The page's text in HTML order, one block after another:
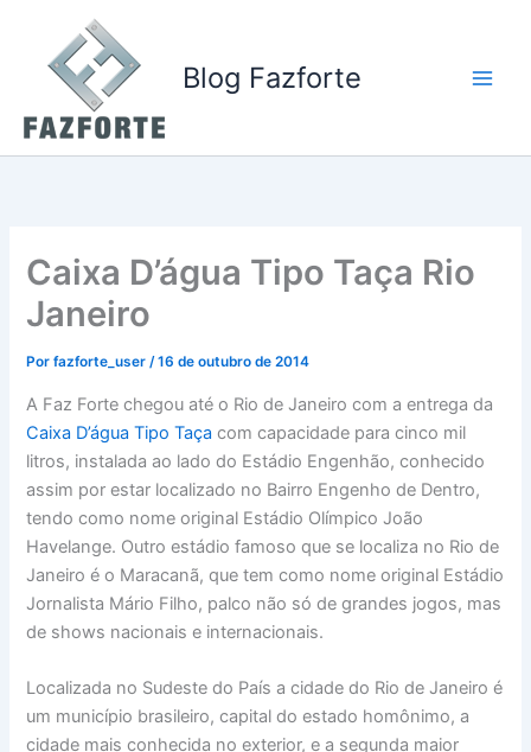
conteúdo
Blog Fazforte
Caixa D’água Tipo Taça Rio
Janeiro
Porfazforte_user/16 de outubro de 2014
A Faz Forte chegou até o Rio de Janeiro com a entrega da
Caixa D’água Tipo Taça com capacidade para cinco mil
litros, instalada ao lado do Estádio Engenhão, conhecido
assim por estar localizado no Bairro Engenho de Dentro,
tendo como nome original Estádio Olímpico João
Havelange. Outro estádio famoso que se localiza no Rio de
Janeiro é o Maracanã, que tem como nome original Estádio
Jornalista Mário Filho, palco não só de grandes jogos, mas
de shows nacionais e internacionais.
Localizada no Sudeste do País a cidade do Rio de Janeiro é
um município brasileiro, capital do estado homônimo, a
cidade mais conhecida no exterior, e a segunda maior